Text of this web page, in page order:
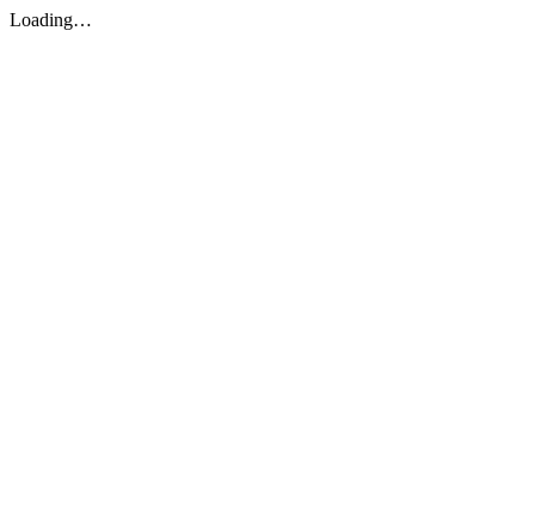
Loading…